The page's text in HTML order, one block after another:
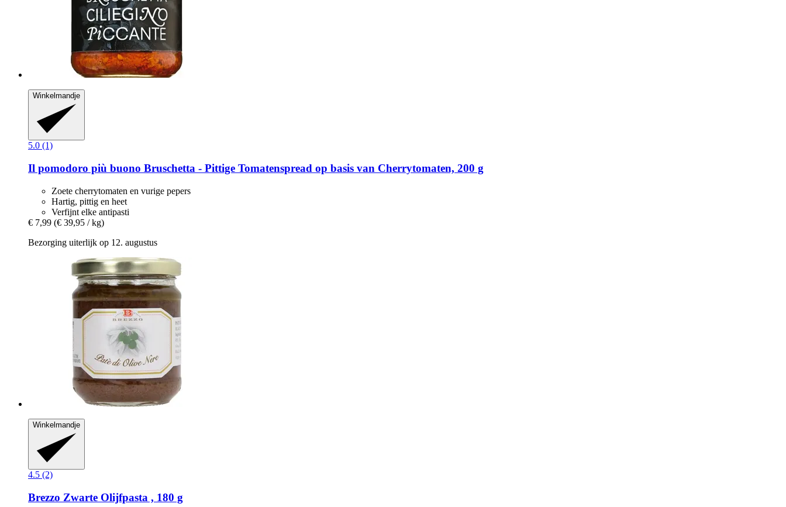
Winkelmandje
5.0 (1)
Il pomodoro più buono Bruschetta -​ Pittige Tomatenspread op basis van Cherrytomaten, 200 g
Zoete cherrytomaten en vurige pepers
Hartig, pittig en heet
Verfijnt elke antipasti
€ 7,99 (€ 39,95 / kg)
Bezorging uiterlijk op 12. augustus
Winkelmandje
4.5 (2)
Brezzo Zwarte Olijfpasta , 180 g